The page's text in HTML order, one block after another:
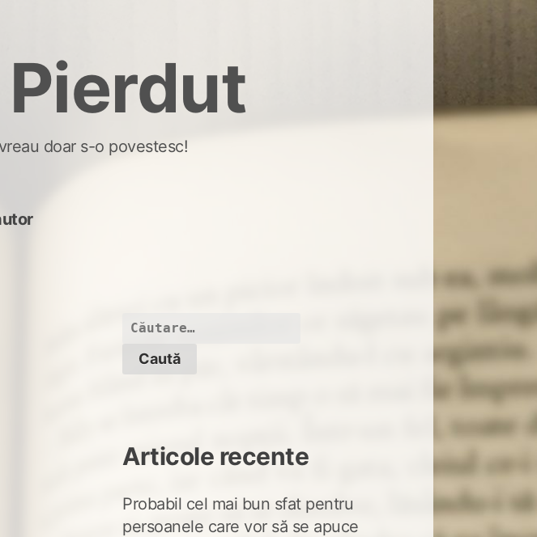
doar s-o povestesc!
Caută
Articole recente
Probabil cel mai bun sfat pentru
persoanele care vor să se apuce